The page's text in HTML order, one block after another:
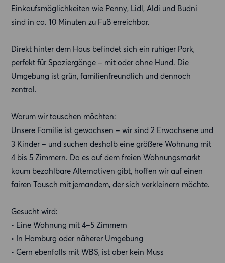
Einkaufsmöglichkeiten wie Penny, Lidl, Aldi und Budni
sind in ca. 10 Minuten zu Fuß erreichbar.
Direkt hinter dem Haus befindet sich ein ruhiger Park,
perfekt für Spaziergänge – mit oder ohne Hund. Die
Umgebung ist grün, familienfreundlich und dennoch
zentral.
Warum wir tauschen möchten:
Unsere Familie ist gewachsen – wir sind 2 Erwachsene und
3 Kinder – und suchen deshalb eine größere Wohnung mit
4 bis 5 Zimmern. Da es auf dem freien Wohnungsmarkt
kaum bezahlbare Alternativen gibt, hoffen wir auf einen
fairen Tausch mit jemandem, der sich verkleinern möchte.
Gesucht wird:
• Eine Wohnung mit 4–5 Zimmern
• In Hamburg oder näherer Umgebung
• Gern ebenfalls mit WBS, ist aber kein Muss